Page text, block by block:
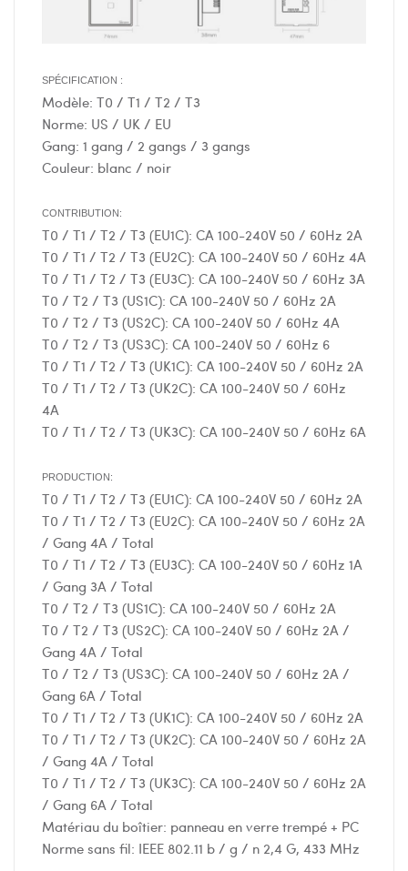
SPÉCIFICATION :
Modèle: T0 / T1 / T2 / T3
Norme: US / UK / EU
Gang: 1 gang / 2 gangs / 3 gangs
Couleur: blanc / noir
CONTRIBUTION:
T0 / T1 / T2 / T3 (EU1C): CA 100-240V 50 / 60Hz 2A
T0 / T1 / T2 / T3 (EU2C): CA 100-240V 50 / 60Hz 4A
T0 / T1 / T2 / T3 (EU3C): CA 100-240V 50 / 60Hz 3A
T0 / T2 / T3 (US1C): CA 100-240V 50 / 60Hz 2A
T0 / T2 / T3 (US2C): CA 100-240V 50 / 60Hz 4A
T0 / T2 / T3 (US3C): CA 100-240V 50 / 60Hz 6
T0 / T1 / T2 / T3 (UK1C): CA 100-240V 50 / 60Hz 2A
T0 / T1 / T2 / T3 (UK2C): CA 100-240V 50 / 60Hz
4A
T0 / T1 / T2 / T3 (UK3C): CA 100-240V 50 / 60Hz 6A
PRODUCTION:
T0 / T1 / T2 / T3 (EU1C): CA 100-240V 50 / 60Hz 2A
T0 / T1 / T2 / T3 (EU2C): CA 100-240V 50 / 60Hz 2A
/ Gang 4A / Total
T0 / T1 / T2 / T3 (EU3C): CA 100-240V 50 / 60Hz 1A
/ Gang 3A / Total
T0 / T2 / T3 (US1C): CA 100-240V 50 / 60Hz 2A
T0 / T2 / T3 (US2C): CA 100-240V 50 / 60Hz 2A /
Gang 4A / Total
T0 / T2 / T3 (US3C): CA 100-240V 50 / 60Hz 2A /
Gang 6A / Total
T0 / T1 / T2 / T3 (UK1C): CA 100-240V 50 / 60Hz 2A
T0 / T1 / T2 / T3 (UK2C): CA 100-240V 50 / 60Hz 2A
/ Gang 4A / Total
T0 / T1 / T2 / T3 (UK3C): CA 100-240V 50 / 60Hz 2A
/ Gang 6A / Total
Matériau du boîtier: panneau en verre trempé + PC
Norme sans fil: IEEE 802.11 b / g / n 2,4 G, 433 MHz